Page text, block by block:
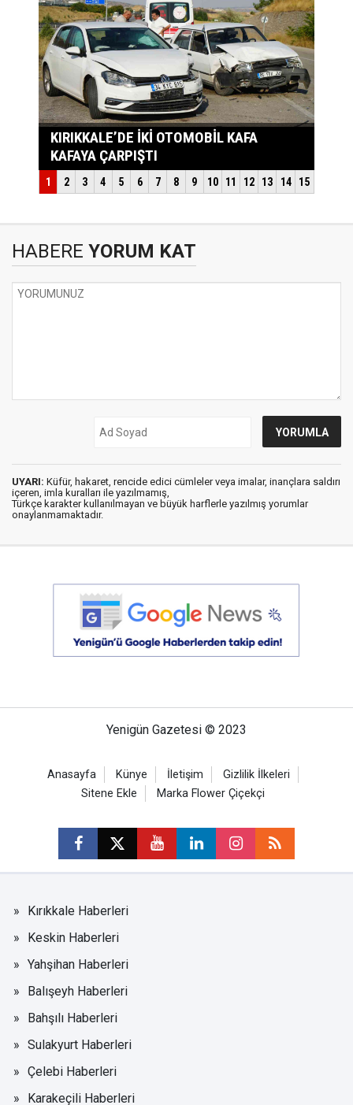
HABERE YORUM KAT
UYARI: Küfür, hakaret, rencide edici cümleler veya imalar, inançlara saldırı
içeren, imla kuralları ile yazılmamış,
Türkçe karakter kullanılmayan ve büyük harflerle yazılmış yorumlar
onaylanmamaktadır.
Yenigün Gazetesi © 2023
Anasayfa Künye İletişim
Gizlilik İlkeleri
Sitene Ekle
Marka Flower Çiçekçi
Kırıkkale Haberleri
Keskin Haberleri
Yahşihan Haberleri
Balışeyh Haberleri
Bahşılı Haberleri
Sulakyurt Haberleri
Çelebi Haberleri
Karakeçili Haberleri